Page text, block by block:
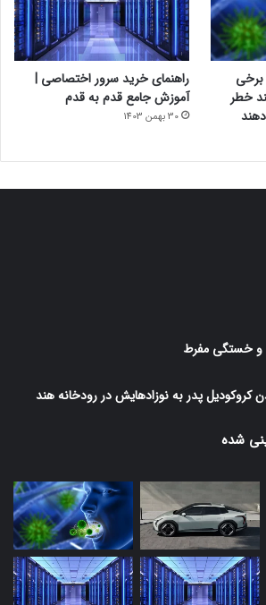
خطر
دهند
راهنمای خرید سرور اختصاصی |
آموزش جامع قدم به قدم
30 بهمن 1403
و خستگی مفرط
کروکودیل پدر به نوزادهایش در رودخانه هند
شده